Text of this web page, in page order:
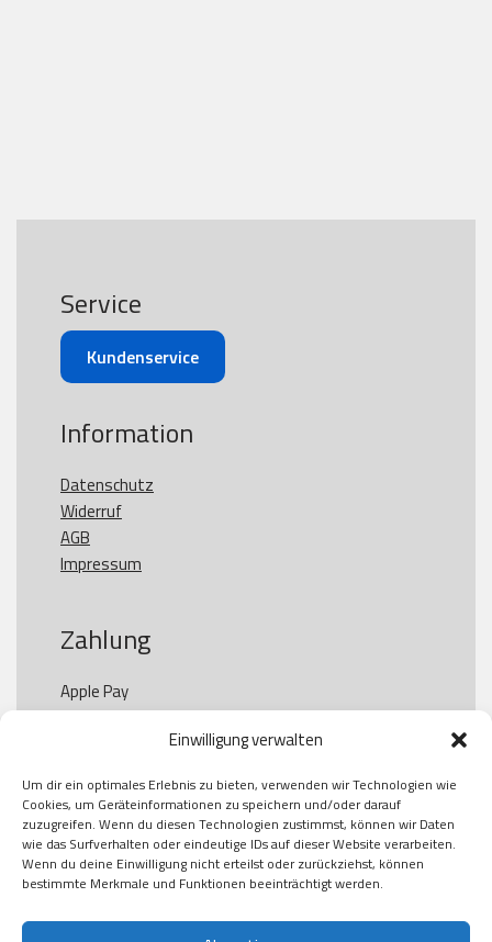
Einwilligung verwalten
Um dir ein optimales Erlebnis zu bieten, verwenden wir Technologien wie
Cookies, um Geräteinformationen zu speichern und/oder darauf
zuzugreifen. Wenn du diesen Technologien zustimmst, können wir Daten
wie das Surfverhalten oder eindeutige IDs auf dieser Website verarbeiten.
Wenn du deine Einwilligung nicht erteilst oder zurückziehst, können
bestimmte Merkmale und Funktionen beeinträchtigt werden.
Service
Kundenservice
Information
Datenschutz
Widerruf
AGB
Impressum
Zahlung
Apple Pay
Paypal
Kauf auf Rechung
Klarna
American Express